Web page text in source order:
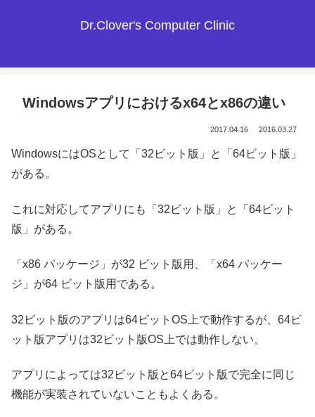
Dr.Clover's Computer Clinic
Windowsアプリにおけるx64とx86の違い
2017.04.16 2016.03.27
WindowsにはOSとして「32ビット版」と「64ビット版」
がある。
これに対応してアプリにも「32ビット版」と「64ビット
版」がある。
「x86 パッケージ」が32 ビット版用、「x64 パッケー
ジ」が64 ビット版用である。
32ビット版のアプリは64ビットOS上で動作するが、64ビ
ット版アプリは32ビット版OS上では動作しない。
アプリによっては32ビット版と64ビット版で完全に同じ
機能が実装されていないこともよくある。